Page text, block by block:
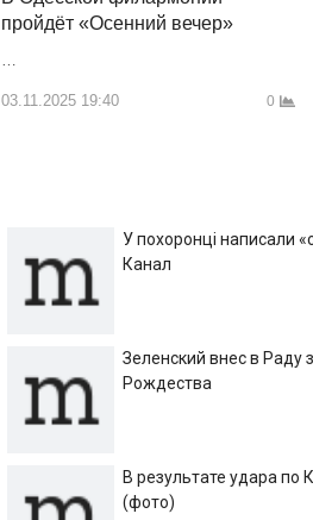
пройдёт «Осенний вечер»
…
03.11.2025 19:40 0
У похоронці написали
Канал
Зеленский внес в Раду
Рождества
В результате удара по
(фото)